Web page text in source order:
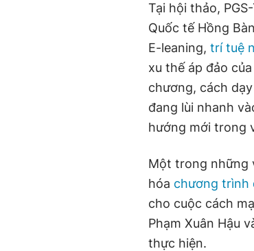
Tại hội thảo,
Quốc tế Hồng
E-leaning, trí tuệ
xu thế áp đảo
chương, cách
đang lùi nhanh
hướng mới trong
Một trong những
hóa chương trình
cho cuộc cách
Phạm Xuân Hậu
thực hiện.